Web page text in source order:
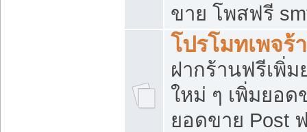
ขาย โพสฟรี
โปรโมทเพจร้
ฝากร้านฟรีเพิ่
ใหม่ ๆ เพิ่มยอด
ยอดขาย Post